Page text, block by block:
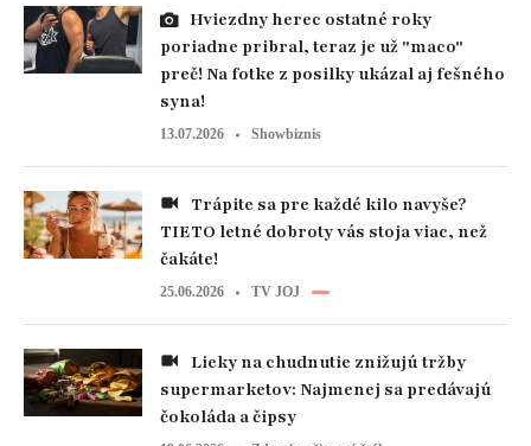
poriadne pribral, teraz je už "maco"
preč! Na fotke z posilky ukázal aj fešného
syna!
13.07.2026 Showbiznis
TIETO letné dobroty vás stoja viac, než
čakáte!
25.06.2026 TV JOJ
supermarketov: Najmenej sa predávajú
čokoláda a čipsy